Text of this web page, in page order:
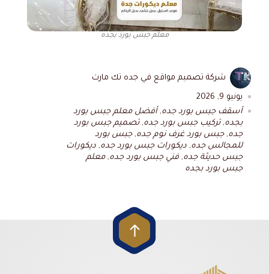
معلم جبس بورد بجده
شركة تصميم مواقع في جده تك مارت
يونيو 9, 2026
أسقف جبس بورد جده,أفضل معلم جبس بورد
بجده,تركيب جبس بورد جده,تصميم جبس بورد
جده,جبس بورد غرف نوم جده,جبس بورد
للمجالس جده, ديكورات جبس بورد جده, ديكورات
جبس حديثة جده, فني جبس بورد جده,معلم
جبس بورد بجده